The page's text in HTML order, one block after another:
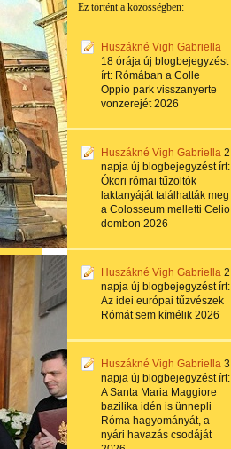
Ez történt a közösségben:
Huszákné Vigh Gabriella
18 órája új blogbejegyzést
írt: Rómában a Colle
Oppio park visszanyerte
vonzerejét 2026
Huszákné Vigh Gabriella 2
napja új blogbejegyzést írt:
Ókori római tűzoltók
laktanyáját találhatták meg
a Colosseum melletti Celio
dombon 2026
Huszákné Vigh Gabriella 2
napja új blogbejegyzést írt:
Az idei európai tűzvészek
Rómát sem kímélik 2026
Huszákné Vigh Gabriella 3
napja új blogbejegyzést írt:
A Santa Maria Maggiore
bazilika idén is ünnepli
Róma hagyományát, a
nyári havazás csodáját